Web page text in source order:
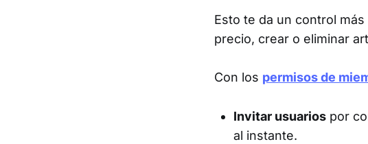
Esto te da un control
precio, crear o eliminar
Con los permisos de
Invitar usuarios por
al instante.